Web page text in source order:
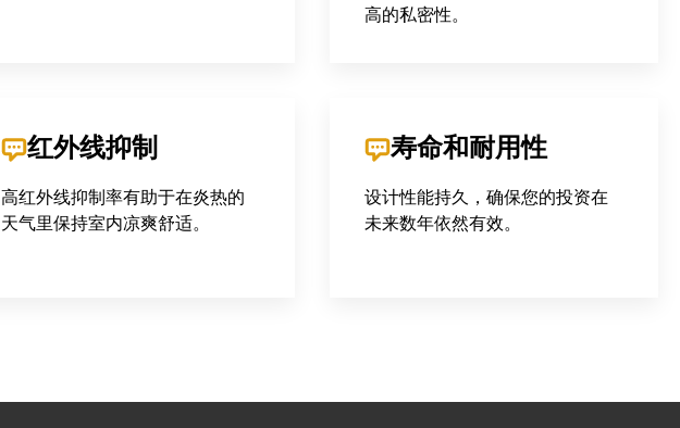
高的私密性。
红外线抑制
高红外线抑制率有助于在炎热的
天气里保持室内凉爽舒适。
寿命和耐用性
设计性能持久，确保您的投资在
未来数年依然有效。